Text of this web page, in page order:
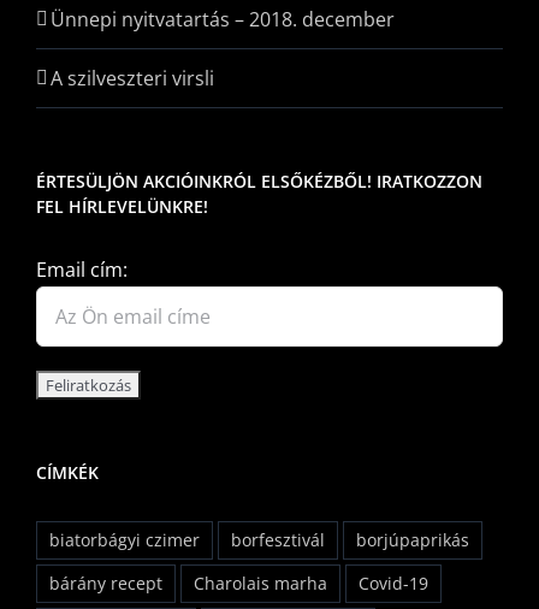
Ünnepi nyitvatartás – 2018. december
A szilveszteri virsli
ÉRTESÜLJÖN AKCIÓINKRÓL ELSŐKÉZBŐL! IRATKOZZON
FEL HÍRLEVELÜNKRE!
Email cím:
CÍMKÉK
biatorbágyi czimer borfesztivál
borjúpaprikás
bárány recept
Charolais marha
Covid-19